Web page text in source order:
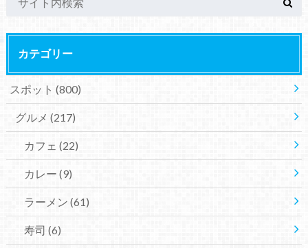
カテゴリー
スポット (800)
グルメ (217)
カフェ (22)
カレー (9)
ラーメン (61)
寿司 (6)